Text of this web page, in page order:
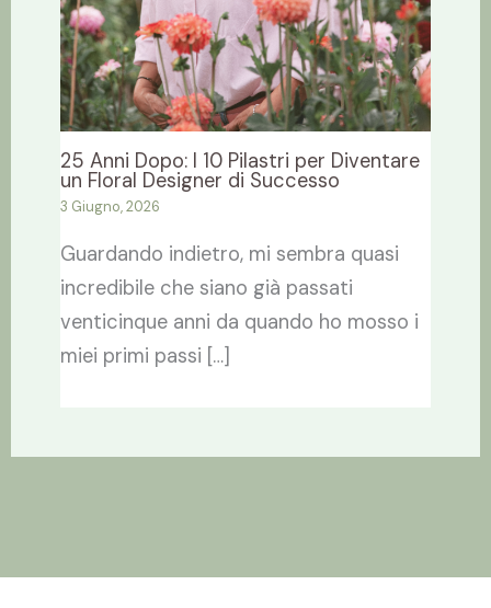
25 Anni Dopo: I 10 Pilastri per Diventare
un Floral Designer di Successo
3 Giugno, 2026
Guardando indietro, mi sembra quasi
incredibile che siano già passati
venticinque anni da quando ho mosso i
miei primi passi […]